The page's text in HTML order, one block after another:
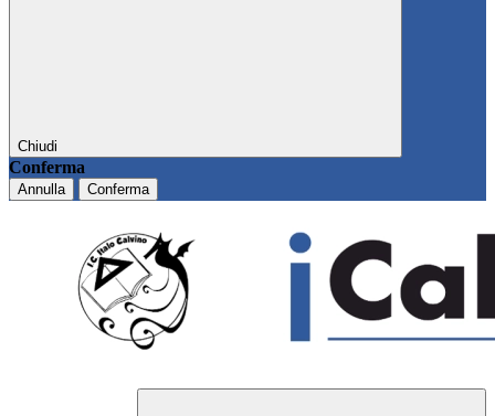
Chiudi
Conferma
Annulla Conferma